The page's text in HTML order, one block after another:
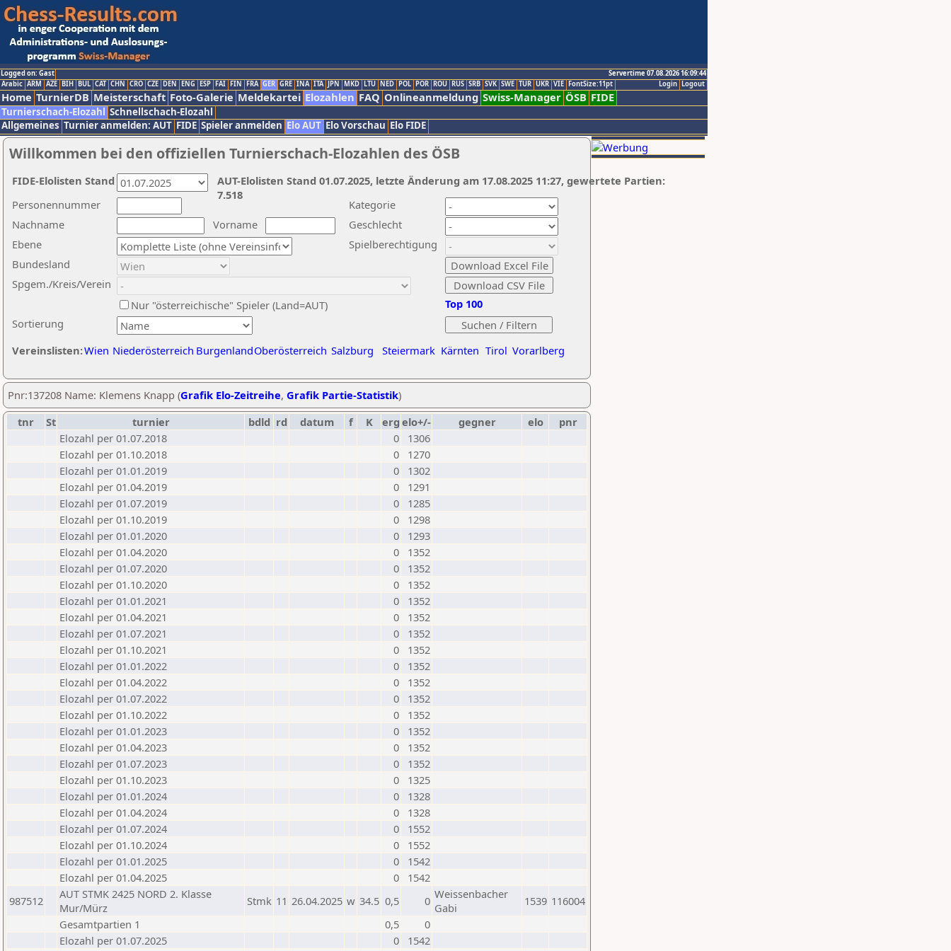
Logged on: Gast
Servertime 07.08.2026 16:09:44
Logout
Login
Arabic ARM AZE BIH BUL CAT CHN CRO CZE DEN ENG ESP FAI FIN FRA GER GRE INA ITA JPN MKD LTU NED POL POR ROU RUS SRB SVK SWE TUR UKR VIE FontSize:11pt
Home TurnierDB Meisterschaft Foto-Galerie Meldekartei Elozahlen FAQ Onlineanmeldung Swiss-Manager ÖSB FIDE
Turnierschach-Elozahl Schnellschach-Elozahl
Allgemeines Turnier anmelden: AUT FIDE Spieler anmelden Elo AUT Elo Vorschau Elo FIDE
Willkommen bei den offiziellen Turnierschach-Elozahlen des ÖSB
Nachname
Vorname
Ebene
Kategorie
Sortierung
Personennummer
Bundesland
Spgem./Kreis/Verein
Geschlecht
Nur "österreichische" Spieler (Land=AUT)
Spielberechtigung
Vereinslisten:Wien Niederösterreich BurgenlandOberösterreich Salzburg Steiermark Kärnten Tirol Vorarlberg
Top 100
AUT-Elolisten Stand 01.07.2025, letzte Änderung am 17.08.2025 11:27, gewertete Partien:
7.518
FIDE-Elolisten Stand
Pnr:137208 Name: Klemens Knapp (Grafik Elo-Zeitreihe, Grafik Partie-Statistik)
tnr
St turnier bdld rd datum f K erg elo+/- gegner elo
pnr
Elozahl per 01.07.2018
0
1306
Elozahl per 01.10.2018
0
1270
Elozahl per 01.01.2019
0
1302
Elozahl per 01.04.2019
0
1291
Elozahl per 01.07.2019
0
1285
Elozahl per 01.10.2019
0
1298
Elozahl per 01.01.2020
0
1293
Elozahl per 01.04.2020
0
1352
Elozahl per 01.07.2020
0
1352
Elozahl per 01.10.2020
0
1352
Elozahl per 01.01.2021
0
1352
Elozahl per 01.04.2021
0
1352
Elozahl per 01.07.2021
0
1352
Elozahl per 01.10.2021
0
1352
Elozahl per 01.01.2022
0
1352
Elozahl per 01.04.2022
0
1352
Elozahl per 01.07.2022
0
1352
Elozahl per 01.10.2022
0
1352
Elozahl per 01.01.2023
0
1352
Elozahl per 01.04.2023
0
1352
Elozahl per 01.07.2023
0
1352
Elozahl per 01.10.2023
0
1325
Elozahl per 01.01.2024
0
1328
Elozahl per 01.04.2024
0
1328
Elozahl per 01.07.2024
0
1552
Elozahl per 01.10.2024
0
1552
Elozahl per 01.01.2025
0
1542
Elozahl per 01.04.2025
0
1542
987512
AUT STMK 2425 NORD 2. Klasse
Mur/Mürz
Stmk 11 26.04.2025 w 34.5 0,5 0 Weissenbacher
Gabi
1539 116004
Gesamtpartien 1
0,5
0
Elozahl per 01.07.2025
0
1542